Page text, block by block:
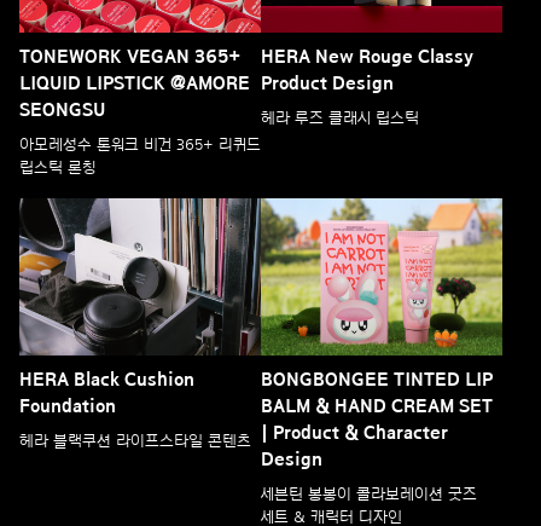
TONEWORK VEGAN 365+
LIQUID LIPSTICK @AMORE
SEONGSU
아모레성수 톤워크 비건 365+ 리퀴드
립스틱 론칭
HERA New Rouge Classy
Product Design
헤라 루즈 클래시 립스틱
HERA Black Cushion
Foundation
헤라 블랙쿠션 라이프스타일 콘텐츠
BONGBONGEE TINTED LIP
BALM & HAND CREAM SET
| Product & Character
Design
세븐틴 봉봉이 콜라보레이션 굿즈
세트 & 캐릭터 디자인